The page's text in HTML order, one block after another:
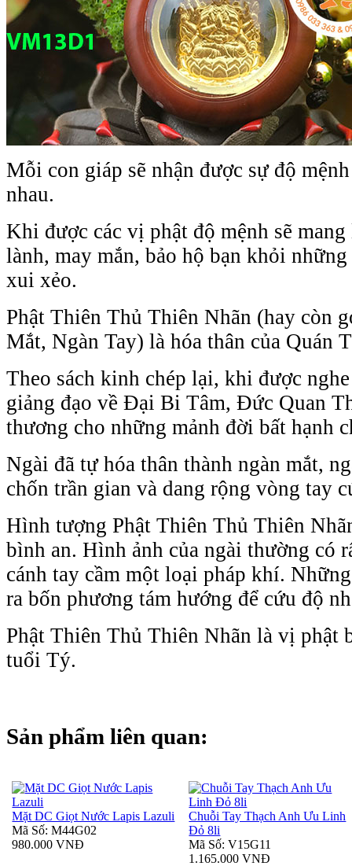
Mỗi con giáp sẽ nhận được sự độ
nhau.
Khi được các vị phật độ mệnh sẽ
lành, may mắn, bảo hộ bạn khỏi
xui xẻo.
Phật Thiên Thủ Thiên Nhãn (hay còn
Mắt, Ngàn Tay) là hóa thân của Quán
Theo sách kinh chép lại, khi được
giảng đạo về Đại Bi Tâm, Đức Quan
thương cho những mảnh đời bất hạnh
Ngài đã tự hóa thân thành ngàn mắt,
chốn trần gian và dang rộng vòng tay
Hình tượng Phật Thiên Thủ Thiên
bình an. Hình ảnh của ngài thường có
cánh tay cầm một loại pháp khí.
ra bốn phương tám hướng để cứu độ
Phật Thiên Thủ Thiên Nhãn là vị phật
tuổi Tý.
Sản phẩm liên quan:
Mặt DC Giọt Nước Lapis Lazuli
Mã Số: M44G02
980.000 VNĐ
Chuỗi Tay Thạch Anh Ưu Linh
Đỏ 8li
Mã Số: V15G11
1.165.000 VNĐ